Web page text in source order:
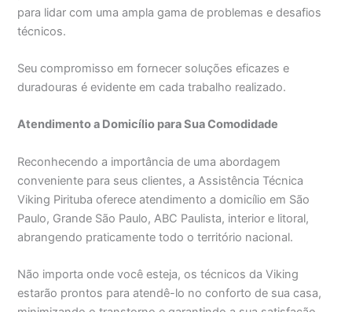
para lidar com uma ampla gama de problemas e desafios
técnicos.
Seu compromisso em fornecer soluções eficazes e
duradouras é evidente em cada trabalho realizado.
Atendimento a Domicílio para Sua Comodidade
Reconhecendo a importância de uma abordagem
conveniente para seus clientes, a Assistência Técnica
Viking Pirituba oferece atendimento a domicílio em São
Paulo, Grande São Paulo, ABC Paulista, interior e litoral,
abrangendo praticamente todo o território nacional.
Não importa onde você esteja, os técnicos da Viking
estarão prontos para atendê-lo no conforto de sua casa,